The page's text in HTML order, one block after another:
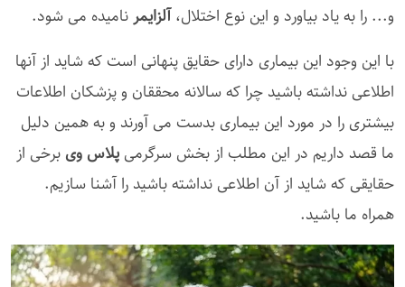
و... را به یاد بیاورد و این نوع اختلال،آلزایمرنامیده می شود.
با این وجود این بیماری دارای حقایق پنهانی است که شاید از آنها
اطلاعی نداشته باشید چرا که سالانه محققان و پزشکان اطلاعات
بیشتری را در مورد این بیماری بدست می آورند و به همین دلیل
ما قصد داریم در این مطلب از بخش سرگرمی پلاس وی برخی از
حقایقی که شاید از آن اطلاعی نداشته باشید را آشنا سازیم.
همراه ما باشید.